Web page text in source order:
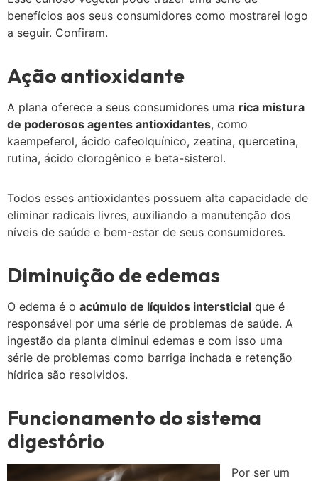
benefícios aos seus consumidores como mostrarei logo
a seguir. Confiram.
Ação antioxidante
A plana oferece a seus consumidores uma rica mistura
de poderosos agentes antioxidantes, como
kaempeferol, ácido cafeolquínico, zeatina, quercetina,
rutina, ácido clorogênico e beta-sisterol.
Todos esses antioxidantes possuem alta capacidade de
eliminar radicais livres, auxiliando a manutenção dos
níveis de saúde e bem-estar de seus consumidores.
Diminuição de edemas
O edema é o acúmulo de líquidos intersticial que é
responsável por uma série de problemas de saúde. A
ingestão da planta diminui edemas e com isso uma
série de problemas como barriga inchada e retenção
hídrica são resolvidos.
Funcionamento do sistema
digestório
Por ser um